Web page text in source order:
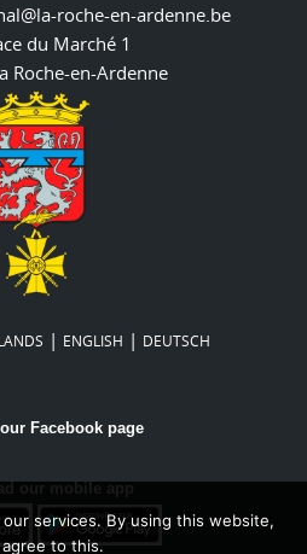
services. By using this website,
to this.
roche-en-ardenne.be
du Marché 1
Roche-en-Ardenne
| ENGLISH | DEUTSCH
Facebook page